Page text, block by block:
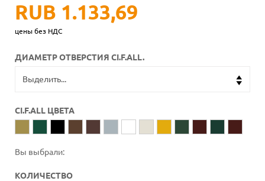
RUB 1.133,69
цены без НДС
ДИАМЕТР ОТВЕРСТИЯ CI.F.ALL.
CI.F.ALL ЦВЕТА
Вы выбрали:
КОЛИЧЕСТВО